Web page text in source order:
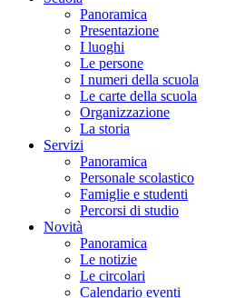
Panoramica
Presentazione
I luoghi
Le persone
I numeri della scuola
Le carte della scuola
Organizzazione
La storia
Servizi
Panoramica
Personale scolastico
Famiglie e studenti
Percorsi di studio
Novità
Panoramica
Le notizie
Le circolari
Calendario eventi